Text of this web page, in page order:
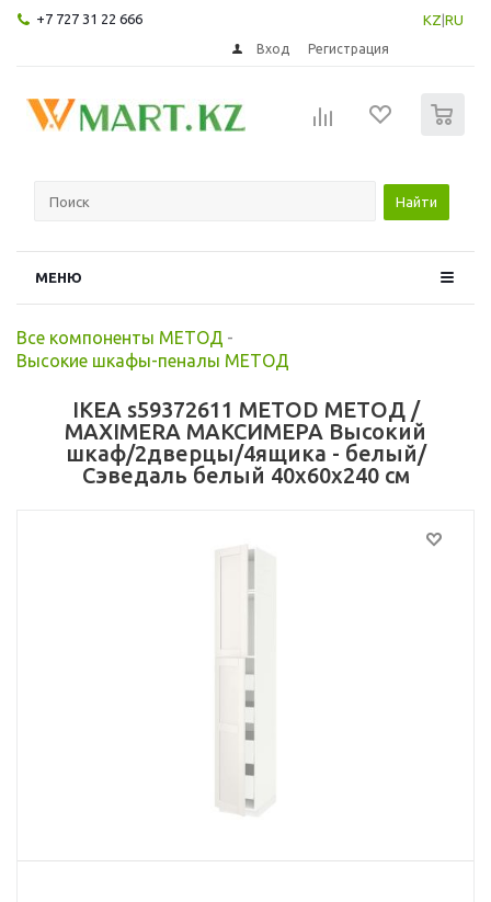
+7 727 31 22 666 KZ RU
Вход Регистрация
Найти
МЕНЮ
Все компоненты МЕТОД -
Высокие шкафы-пеналы МЕТОД
IKEA s59372611 METOD МЕТОД /
MAXIMERA МАКСИМЕРА Высокий
шкаф/2дверцы/4ящика - белый/
Сэведаль белый 40x60x240 см